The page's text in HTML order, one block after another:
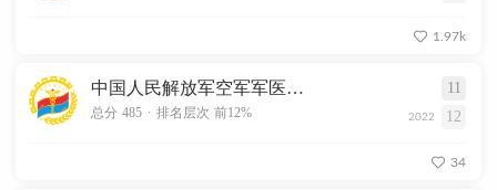
1.97k
中国人民解放军空军军医大学 11
总分 485 . 排名层次 前12% 2022 12
34